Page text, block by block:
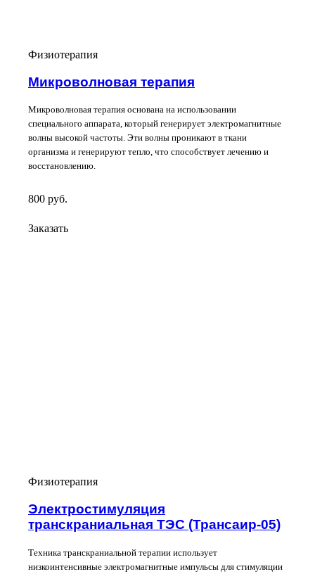
Физиотерапия
Микроволновая терапия
Микроволновая терапия основана на использовании
специального аппарата, который генерирует электромагнитные
волны высокой частоты. Эти волны проникают в ткани
организма и генерируют тепло, что способствует лечению и
восстановлению.
800 руб.
Заказать
Физиотерапия
Электростимуляция
транскраниальная ТЭС (Трансаир-05)
Техника транскраниальной терапии использует
низкоинтенсивные электромагнитные импульсы для стимуляции